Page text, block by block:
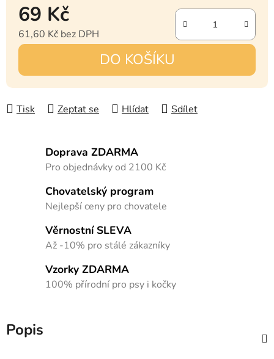
69 Kč
61,60 Kč bez DPH
Měrná cena:
DO KOŠÍKU
Tisk Zeptat se Hlídat Sdílet
Doprava ZDARMA
Pro objednávky od 2100 Kč
Chovatelský program
Nejlepší ceny pro chovatele
Věrnostní SLEVA
Až -10% pro stálé zákazníky
Vzorky ZDARMA
100% přírodní pro psy i kočky
Popis